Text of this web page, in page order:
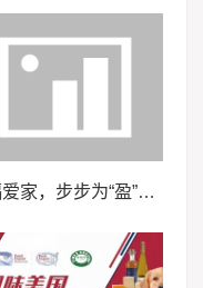
幸福爱家，步步为“盈”，泰康泰盈人生2026锚定现金流，重构养老想象力